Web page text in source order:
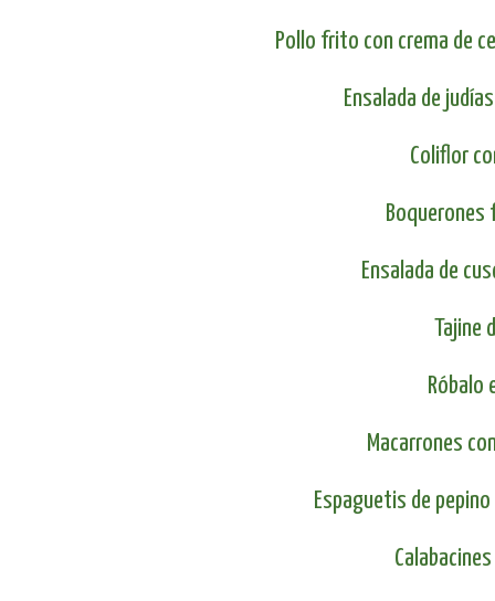
Pollo frito con crema de
Ensalada de
Coliflor
Ensalada de
Tajine
Róbalo
Macarrones
Espaguetis de